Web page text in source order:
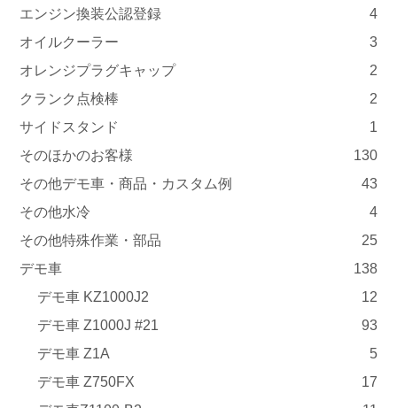
エンジン換装公認登録
4
オイルクーラー
3
オレンジプラグキャップ
2
クランク点検棒
2
サイドスタンド
1
そのほかのお客様
130
その他デモ車・商品・カスタム例
43
その他水冷
4
その他特殊作業・部品
25
デモ車
138
デモ車 KZ1000J2
12
デモ車 Z1000J #21
93
デモ車 Z1A
5
デモ車 Z750FX
17